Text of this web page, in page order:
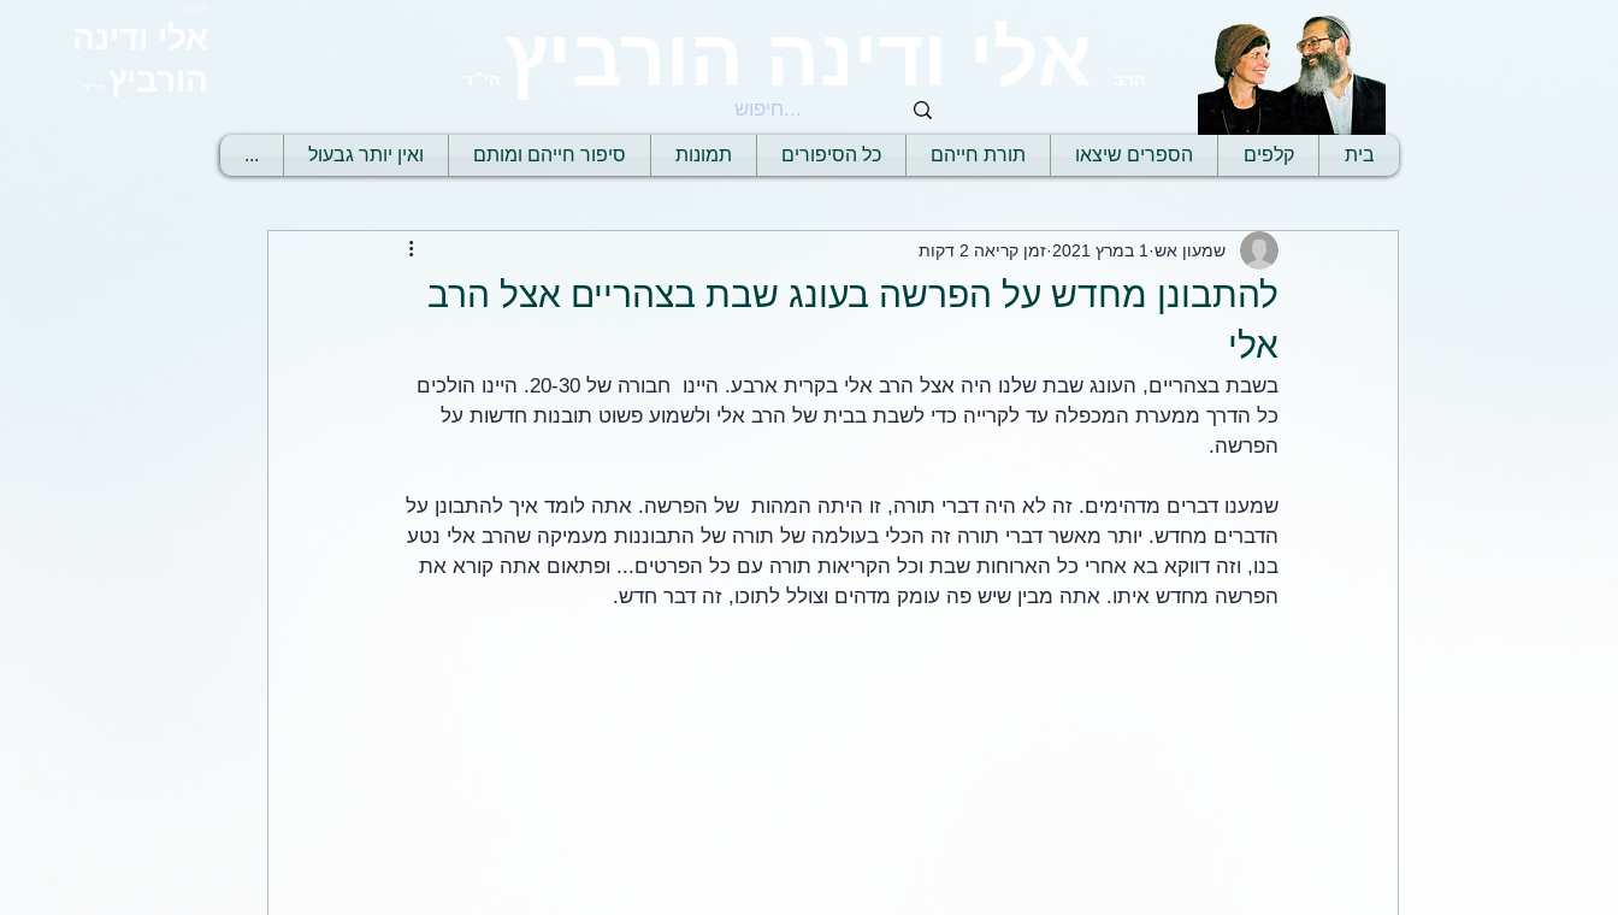
בית קלפים הספרים שיצאו תורת חייהם כל הסיפורים תמונות סיפור חייהם ומותם ואין יותר גבעול ...
להתבונן מחדש על הפרשה בעונג שבת בצהריים אצל הרב
אלי
שמעון אש 1 במרץ 2021 זמן קריאה 2 דקות
בשבת בצהריים, העונג שבת שלנו היה אצל הרב אלי בקרית ארבע. היינו  חבורה של 20-30. היינו הולכים
כל הדרך ממערת המכפלה עד לקרייה כדי לשבת בבית של הרב אלי ולשמוע פשוט תובנות חדשות על
הפרשה.
שמענו דברים מדהימים. זה לא היה דברי תורה, זו היתה המהות  של הפרשה. אתה לומד איך להתבונן על
הדברים מחדש. יותר מאשר דברי תורה זה הכלי בעולמה של תורה של התבוננות מעמיקה שהרב אלי נטע
בנו, וזה דווקא בא אחרי כל הארוחות שבת וכל הקריאות תורה עם כל הפרטים... ופתאום אתה קורא את
הפרשה מחדש איתו. אתה מבין שיש פה עומק מדהים וצולל לתוכו, זה דבר חדש.